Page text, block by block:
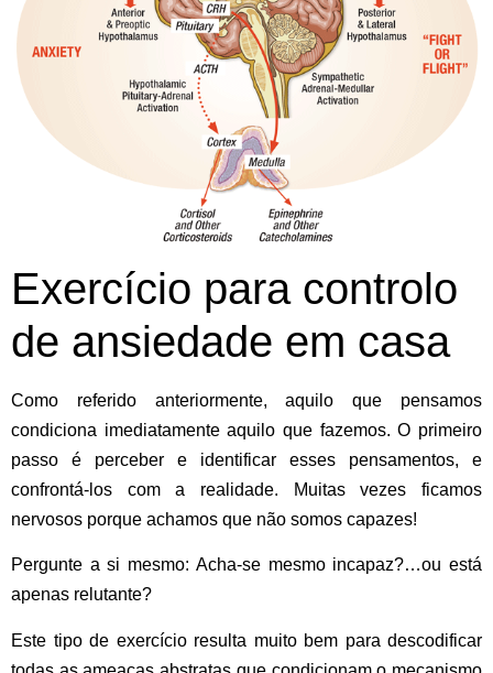
Exercício para controlo
de ansiedade em casa
Como referido anteriormente, aquilo que pensamos
condiciona imediatamente aquilo que fazemos. O primeiro
passo é perceber e identificar esses pensamentos, e
confrontá-los com a realidade. Muitas vezes ficamos
nervosos porque achamos que não somos capazes!
Pergunte a si mesmo: Acha-se mesmo incapaz?…ou está
apenas relutante?
Este tipo de exercício resulta muito bem para descodificar